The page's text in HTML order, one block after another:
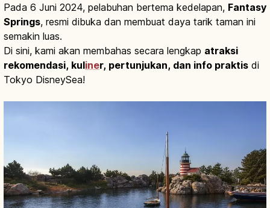
Pada 6 Juni 2024, pelabuhan bertema kedelapan, Fantasy
Springs, resmi dibuka dan membuat daya tarik taman ini
semakin luas.
Di sini, kami akan membahas secara lengkap atraksi
rekomendasi, kuliner, pertunjukan, dan info praktis di
Tokyo DisneySea!